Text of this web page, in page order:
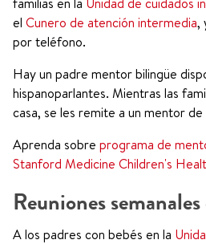
el Cunero de atención intermedia,
por teléfono.
Hay un padre mentor bilingüe
hispanoparlantes. Mientras las
casa, se les remite a un mentor de
Aprenda sobre programa de
Stanford Medicine Children's
Reuniones
A los padres con bebés en la